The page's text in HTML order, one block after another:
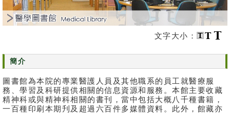
健
康
資
消
息
及
活
動
文字大小：
簡介
圖書館為本院的專業醫護人員及其他職系的員工就醫療服
務、學習及科研提供相關的信息資源和服務。本館主要收藏
精神科或與精神科相關的書刊，當中包括大概八千種書籍，
一百種印刷本期刋及超過六百件多媒體資料。此外，館藏亦